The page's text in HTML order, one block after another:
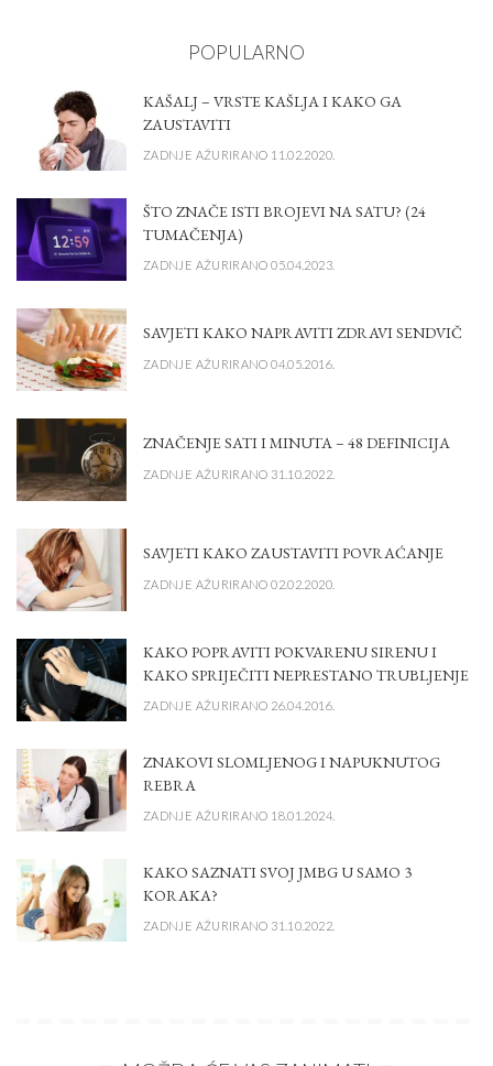
POPULARNO
KAŠALJ – VRSTE KAŠLJA I KAKO GA
ZAUSTAVITI
ZADNJE AŽURIRANO 11.02.2020.
ŠTO ZNAČE ISTI BROJEVI NA SATU? (24
TUMAČENJA)
ZADNJE AŽURIRANO 05.04.2023.
SAVJETI KAKO NAPRAVITI ZDRAVI SENDVIČ
ZADNJE AŽURIRANO 04.05.2016.
ZNAČENJE SATI I MINUTA – 48 DEFINICIJA
ZADNJE AŽURIRANO 31.10.2022.
SAVJETI KAKO ZAUSTAVITI POVRAĆANJE
ZADNJE AŽURIRANO 02.02.2020.
KAKO POPRAVITI POKVARENU SIRENU I
KAKO SPRIJEČITI NEPRESTANO TRUBLJENJE
ZADNJE AŽURIRANO 26.04.2016.
ZNAKOVI SLOMLJENOG I NAPUKNUTOG
REBRA
ZADNJE AŽURIRANO 18.01.2024.
KAKO SAZNATI SVOJ JMBG U SAMO 3
KORAKA?
ZADNJE AŽURIRANO 31.10.2022.